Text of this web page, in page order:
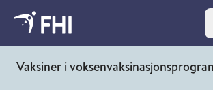
Vaksiner i